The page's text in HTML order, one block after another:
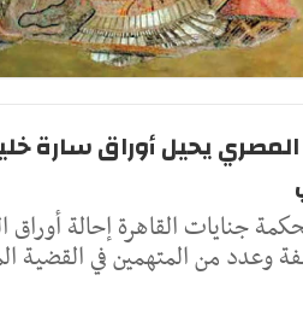
يحيل أوراق سارة
جنايات القاهرة إحالة أوراق
وعدد من المتهمين في القضية